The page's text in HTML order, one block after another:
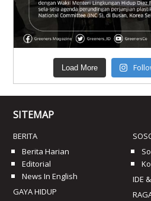
Load More
SITEMAP
BERITA
Berita Harian
Editorial
News In English
GAYA HIDUP
IDE